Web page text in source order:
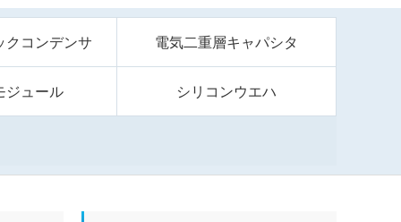
クコンデンサ 電気二重層キャパシタ
ジュール シリコンウエハ